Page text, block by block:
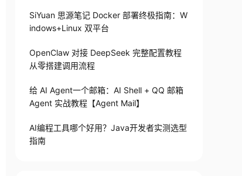
SiYuan 思源笔记 Docker 部署终极指南：W
indows+Linux 双平台
OpenClaw 对接 DeepSeek 完整配置教程
从零搭建调用流程
给 AI Agent一个邮箱：AI Shell + QQ 邮箱
Agent 实战教程【Agent Mail】
AI编程工具哪个好用？Java开发者实测选型
指南